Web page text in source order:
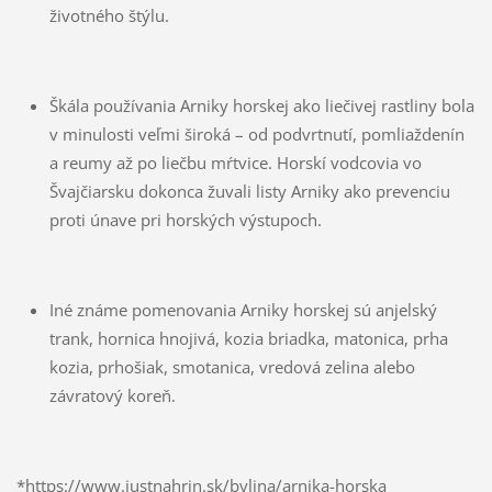
životného štýlu.
Škála používania Arniky horskej ako liečivej rastliny bola
v minulosti veľmi široká – od podvrtnutí, pomliaždenín
a reumy až po liečbu mŕtvice. Horskí vodcovia vo
Švajčiarsku dokonca žuvali listy Arniky ako prevenciu
proti únave pri horských výstupoch.
Iné známe pomenovania Arniky horskej sú anjelský
trank, hornica hnojivá, kozia briadka, matonica, prha
kozia, prhošiak, smotanica, vredová zelina alebo
závratový koreň.
*https://www.justnahrin.sk/bylina/arnika-horska